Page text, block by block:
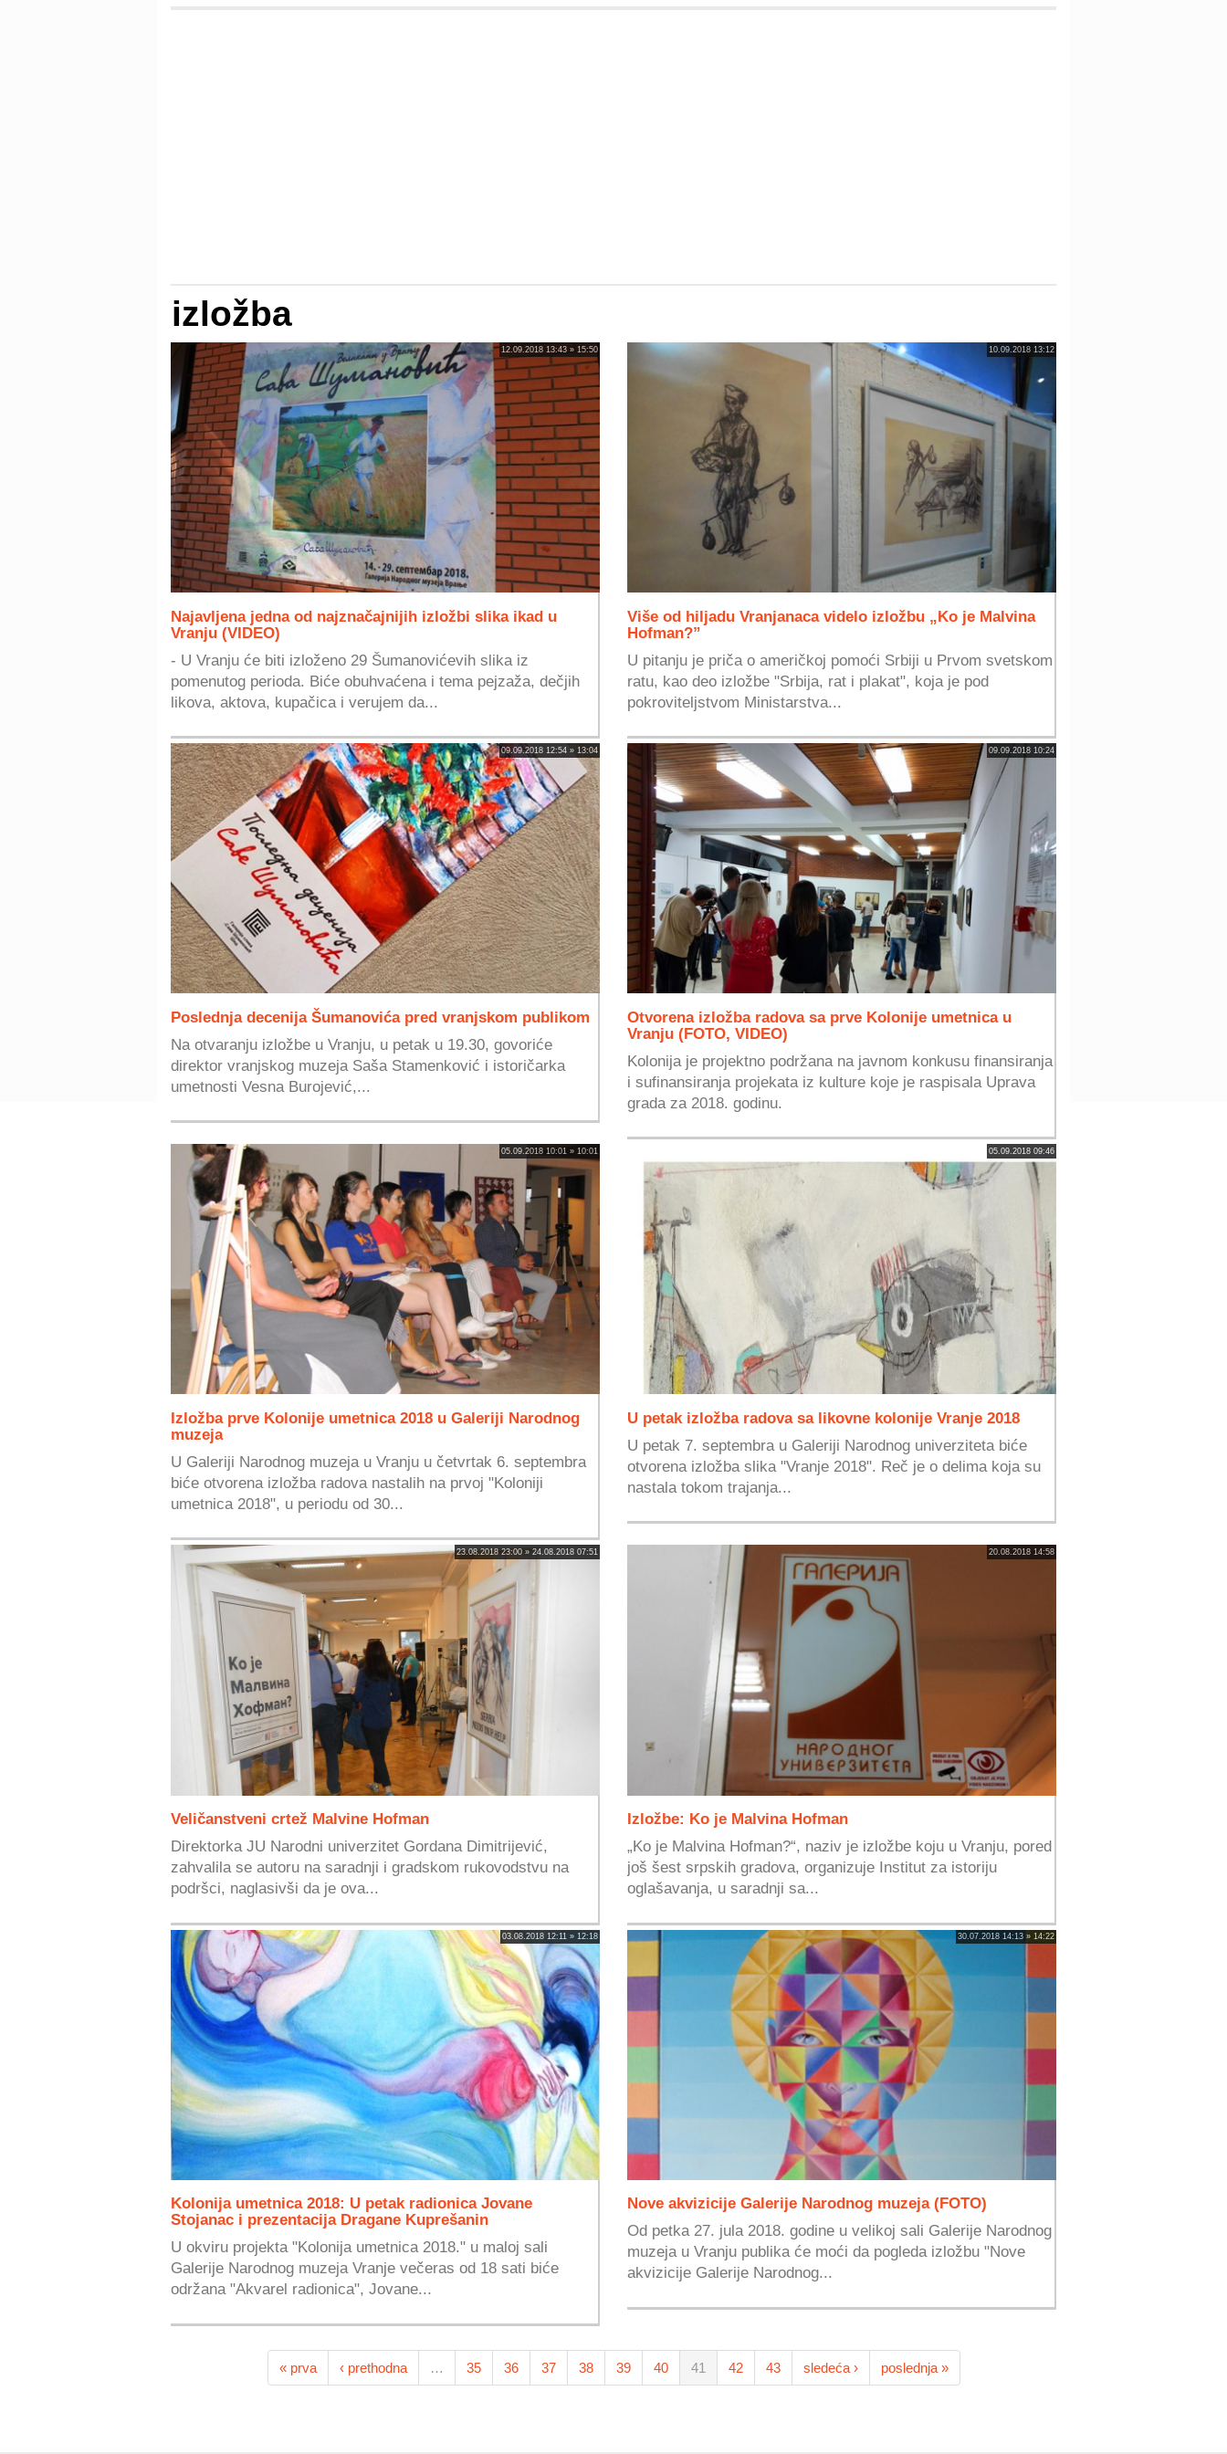
izložba
12.09.2018 13:43 » 15:50
Najavljena jedna od najznačajnijih izložbi slika ikad u
Vranju (VIDEO)
- U Vranju će biti izloženo 29 Šumanovićevih slika iz
pomenutog perioda. Biće obuhvaćena i tema pejzaža, dečjih
likova, aktova, kupačica i verujem da...
10.09.2018 13:12
Više od hiljadu Vranjanaca videlo izložbu „Ko je Malvina
Hofman?”
U pitanju je priča o američkoj pomoći Srbiji u Prvom svetskom
ratu, kao deo izložbe "Srbija, rat i plakat", koja je pod
pokroviteljstvom Ministarstva...
09.09.2018 12:54 » 13:04
Poslednja decenija Šumanovića pred vranjskom publikom
Na otvaranju izložbe u Vranju, u petak u 19.30, govoriće
direktor vranjskog muzeja Saša Stamenković i istoričarka
umetnosti Vesna Burojević,...
09.09.2018 10:24
Otvorena izložba radova sa prve Kolonije umetnica u
Vranju (FOTO, VIDEO)
Kolonija je projektno podržana na javnom konkusu finansiranja
i sufinansiranja projekata iz kulture koje je raspisala Uprava
grada za 2018. godinu.
05.09.2018 10:01 » 10:01
Izložba prve Kolonije umetnica 2018 u Galeriji Narodnog
muzeja
U Galeriji Narodnog muzeja u Vranju u četvrtak 6. septembra
biće otvorena izložba radova nastalih na prvoj "Koloniji
umetnica 2018", u periodu od 30...
05.09.2018 09:46
U petak izložba radova sa likovne kolonije Vranje 2018
U petak 7. septembra u Galeriji Narodnog univerziteta biće
otvorena izložba slika "Vranje 2018". Reč je o delima koja su
nastala tokom trajanja...
23.08.2018 23:00 » 24.08.2018 07:51
Veličanstveni crtež Malvine Hofman­­­
Direktorka JU Narodni univerzitet Gordana Dimitrijević,
zahvalila se autoru na saradnji i gradskom rukovodstvu na
podršci, naglasivši da je ova...
20.08.2018 14:58
Izložbe: Ko je Malvina Hofman
„Ko je Malvina Hofman?“, naziv je izložbe koju u Vranju, pored
još šest srpskih gradova, organizuje Institut za istoriju
oglašavanja, u saradnji sa...
03.08.2018 12:11 » 12:18
Kolonija umetnica 2018: U petak radionica Jovane
Stojanac i prezentacija Dragane Kuprešanin
U okviru projekta "Kolonija umetnica 2018." u maloj sali
Galerije Narodnog muzeja Vranje večeras od 18 sati biće
održana "Akvarel radionica", Jovane...
30.07.2018 14:13 » 14:22
Nove akvizicije Galerije Narodnog muzeja (FOTO)
Od petka 27. jula 2018. godine u velikoj sali Galerije Narodnog
muzeja u Vranju publika će moći da pogleda izložbu "Nove
akvizicije Galerije Narodnog...
« prva ‹ prethodna … 35 36 37 38 39 40 41 42 43 sledeća › poslednja »